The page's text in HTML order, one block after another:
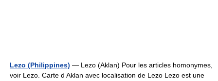
Lezo (Philippines) — Lezo (Aklan) Pour les articles homonymes,
voir Lezo. Carte d Aklan avec localisation de Lezo Lezo est une